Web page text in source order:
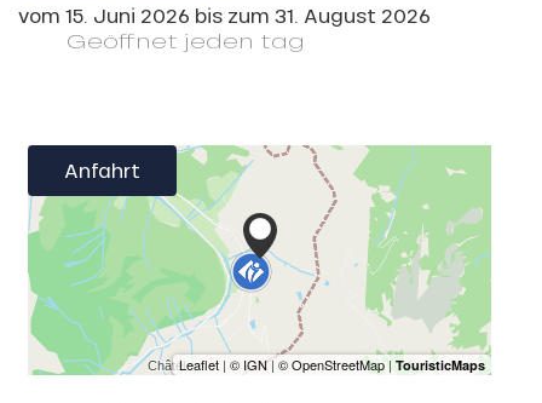
vom 15. Juni 2026 bis zum 31. August 2026
Geöffnet jeden tag
Anfahrt